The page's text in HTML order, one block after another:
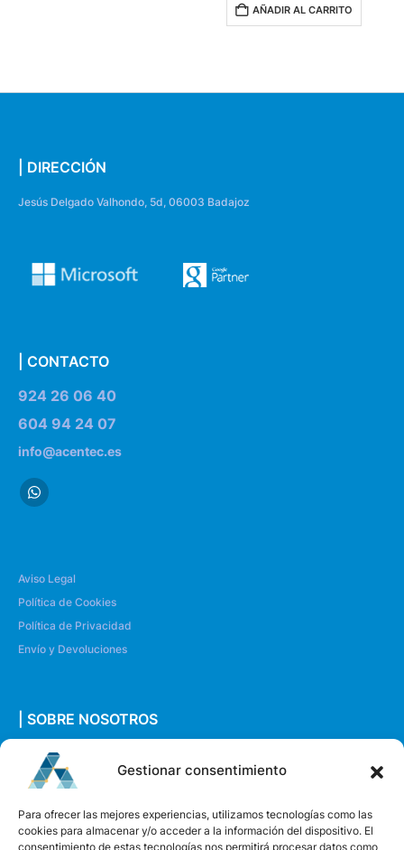
Gestionar consentimiento
Para ofrecer las mejores experiencias, utilizamos tecnologías como las
cookies para almacenar y/o acceder a la información del dispositivo. El
consentimiento de estas tecnologías nos permitirá procesar datos como
AÑADIR AL CARRITO
| DIRECCIÓN
Jesús Delgado Valhondo, 5d, 06003 Badajoz
| CONTACTO
924 26 06 40
604 94 24 07
info@acentec.es
Aviso Legal
Política de Cookies
Política de Privacidad
Envío y Devoluciones
| SOBRE NOSOTROS
Quiénes somos
Envíanos un mensaje